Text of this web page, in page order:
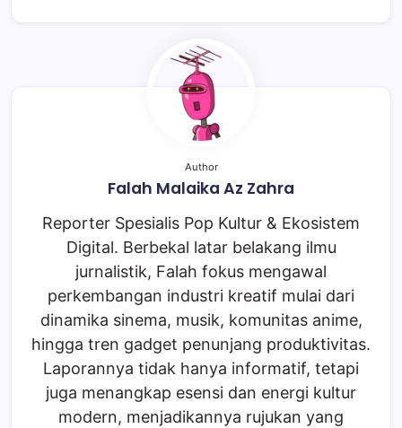
Author
Falah Malaika Az Zahra
Reporter Spesialis Pop Kultur & Ekosistem
Digital. Berbekal latar belakang ilmu
jurnalistik, Falah fokus mengawal
perkembangan industri kreatif mulai dari
dinamika sinema, musik, komunitas anime,
hingga tren gadget penunjang produktivitas.
Laporannya tidak hanya informatif, tetapi
juga menangkap esensi dan energi kultur
modern, menjadikannya rujukan yang